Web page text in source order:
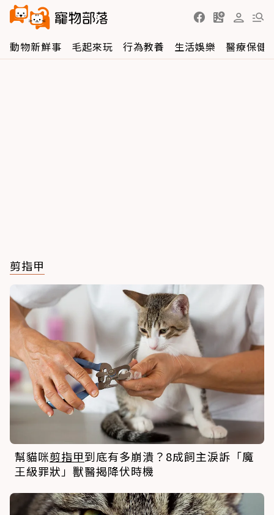
動物新鮮事 毛起來玩 行為教養 生活娛樂 醫療保健
剪指甲
幫貓咪剪指甲到底有多崩潰？8成飼主淚訴「魔
王級罪狀」獸醫揭降伏時機